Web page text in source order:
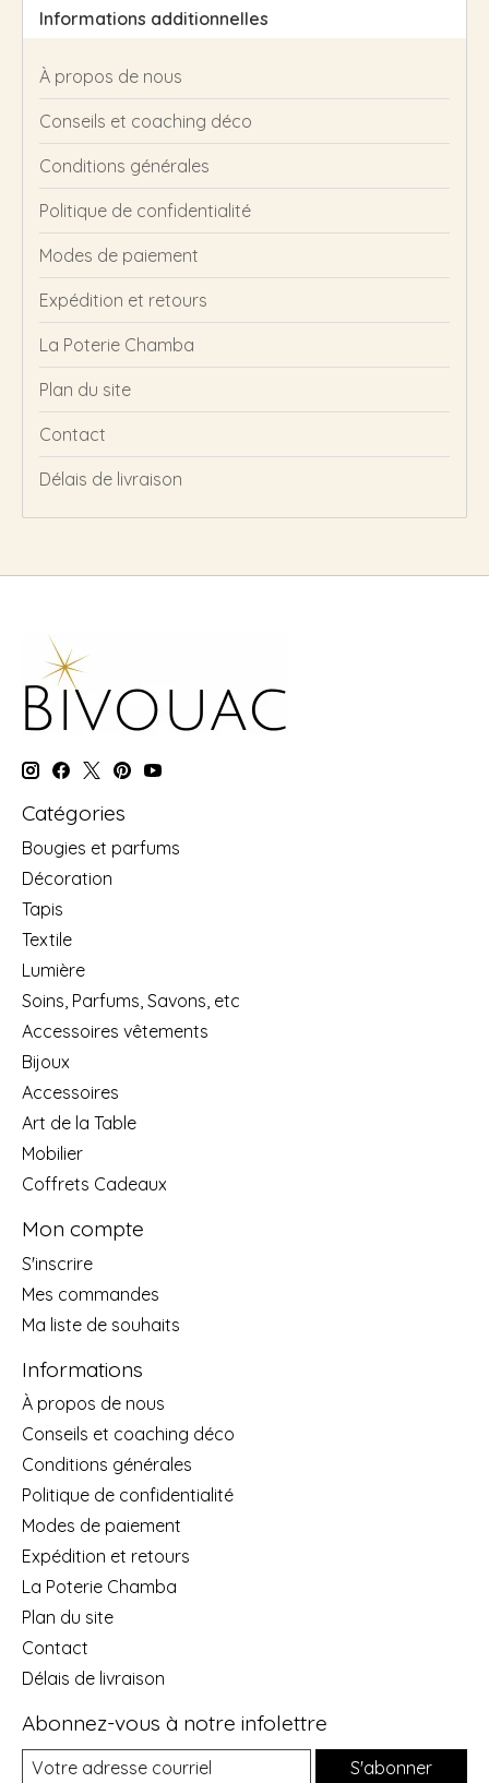
Informations additionnelles
À propos de nous
Conseils et coaching déco
Conditions générales
Politique de confidentialité
Modes de paiement
Expédition et retours
La Poterie Chamba
Plan du site
Contact
Délais de livraison
Catégories
Bougies et parfums
Décoration
Tapis
Textile
Lumière
Soins, Parfums, Savons, etc
Accessoires vêtements
Bijoux
Accessoires
Art de la Table
Mobilier
Coffrets Cadeaux
Mon compte
S'inscrire
Mes commandes
Ma liste de souhaits
Informations
À propos de nous
Conseils et coaching déco
Conditions générales
Politique de confidentialité
Modes de paiement
Expédition et retours
La Poterie Chamba
Plan du site
Contact
Délais de livraison
Abonnez-vous à notre infolettre
S'abonner